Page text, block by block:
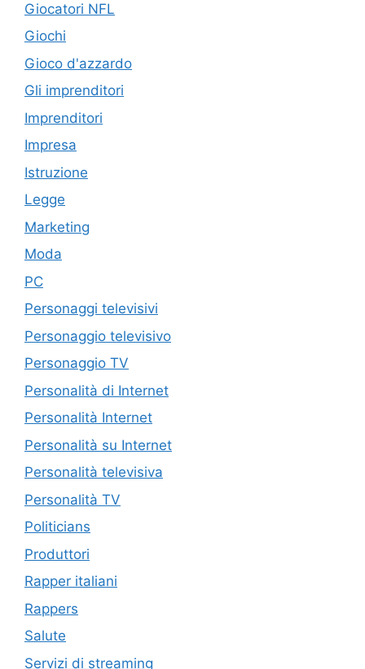
Giocatori NFL
Giochi
Gioco d'azzardo
Gli imprenditori
Imprenditori
Impresa
Istruzione
Legge
Marketing
Moda
PC
Personaggi televisivi
Personaggio televisivo
Personaggio TV
Personalità di Internet
Personalità Internet
Personalità su Internet
Personalità televisiva
Personalità TV
Politicians
Produttori
Rapper italiani
Rappers
Salute
Servizi di streaming